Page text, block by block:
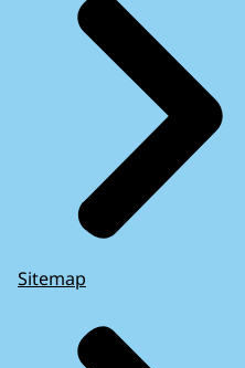
Sitemap